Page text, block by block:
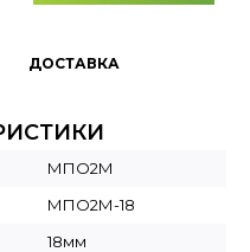
ДОСТАВКА
МПО2М
МПО2М-18
18мм